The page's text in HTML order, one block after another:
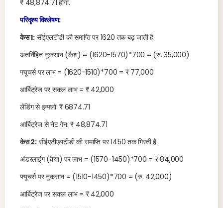
₹ 48,874.71 होगा.
परिदृश्य विश्लेषण:
केस 1:सीईएलटीडी की समाप्ति पर 1620 तक बढ़ जाती है
अंतर्निहित नुकसान (कैश) = (1620-1570)*700 = (रु. 35,000)
फ्यूचर्स पर लाभ = (1620-1510)*700 = ₹ 77,000
आर्बिट्रेज पर सकल लाभ = ₹ 42,000
लेंडिंग से इन्फ्लो: ₹ 6874.71
आर्बिट्रेज से नेट गेन: ₹ 48,874.71
केस 2:सीईएटीएलटीडी की समाप्ति पर 1450 तक गिरती है
अंडरलाइंग (कैश) पर लाभ = (1570-1450)*700 = ₹ 84,000
फ्यूचर्स पर नुकसान = (1510-1450)*700 = (रु. 42,000)
आर्बिट्रेज पर सकल लाभ = ₹ 42,000